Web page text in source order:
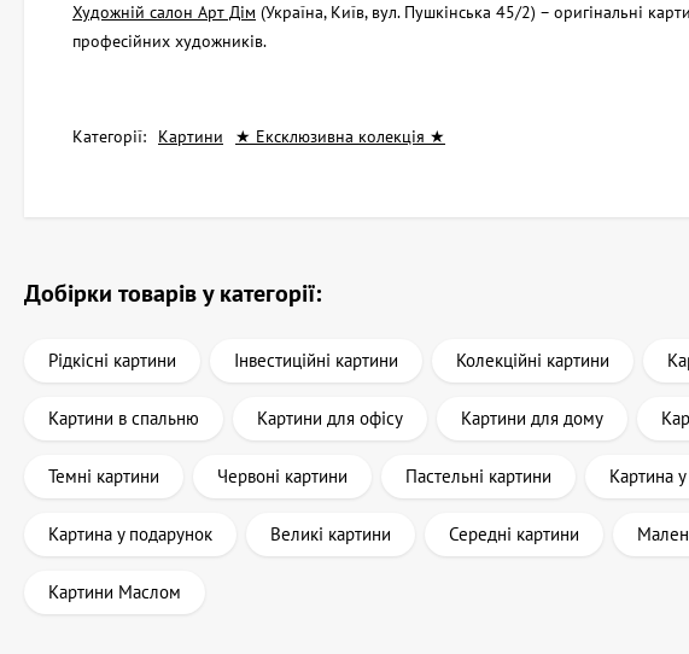
Художній салон Арт Дім (Україна, Київ, вул. Пушкінська 45/2) – оригінальні
професійних художників.
Категорії: Картини ★ Ексклюзивна колекція ★
Добірки товарів у категорії:
Рідкісні картини Інвестиційні картини Колекційні картини
Картини в спальню Картини для офісу Картини для дому
Темні картини Червоні картини Пастельні картини Картина
Картина у подарунок Великі картини Середні картини
Картини Маслом